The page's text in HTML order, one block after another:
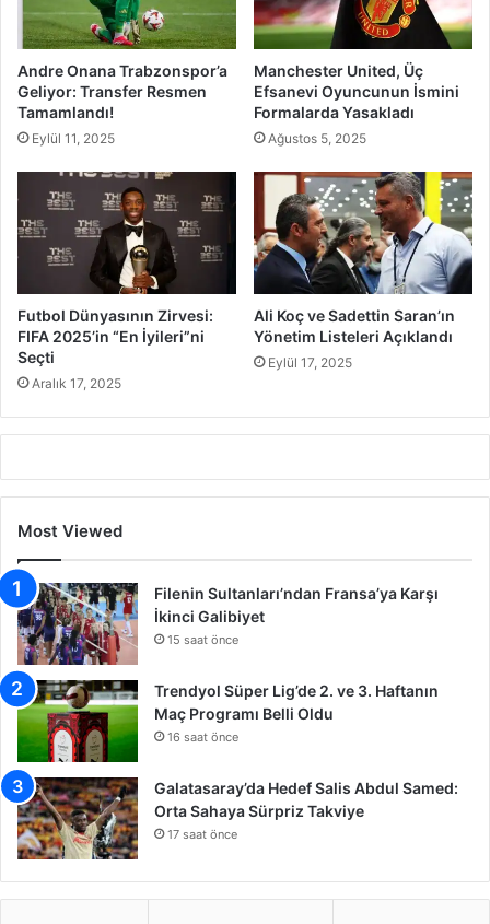
Andre Onana Trabzonspor’a
Geliyor: Transfer Resmen
Tamamlandı!
Eylül 11, 2025
Manchester United, Üç
Efsanevi Oyuncunun İsmini
Formalarda Yasakladı
Ağustos 5, 2025
Futbol Dünyasının Zirvesi:
FIFA 2025’in “En İyileri”ni
Seçti
Aralık 17, 2025
Ali Koç ve Sadettin Saran’ın
Yönetim Listeleri Açıklandı
Eylül 17, 2025
Most Viewed
Filenin Sultanları’ndan Fransa’ya Karşı
İkinci Galibiyet
15 saat önce
Trendyol Süper Lig’de 2. ve 3. Haftanın
Maç Programı Belli Oldu
16 saat önce
Galatasaray’da Hedef Salis Abdul Samed:
Orta Sahaya Sürpriz Takviye
17 saat önce